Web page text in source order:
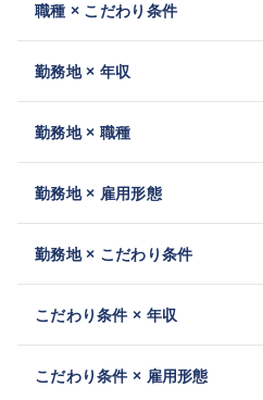
職種 × こだわり条件
勤務地 × 年収
勤務地 × 職種
勤務地 × 雇用形態
勤務地 × こだわり条件
こだわり条件 × 年収
こだわり条件 × 雇用形態